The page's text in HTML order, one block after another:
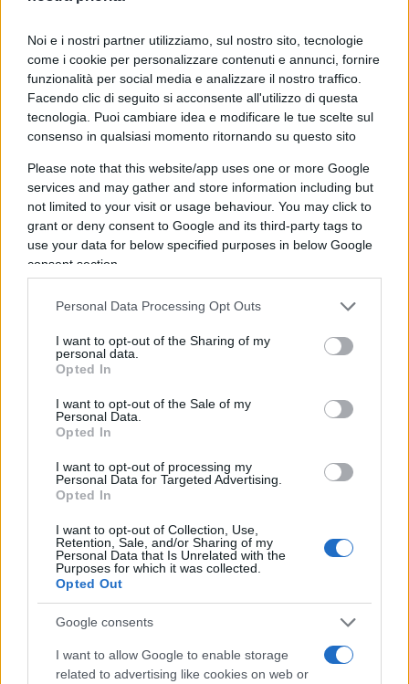
Noi e i nostri partner utilizziamo, sul nostro sito, tecnologie
come i cookie per personalizzare contenuti e annunci, fornire
funzionalità per social media e analizzare il nostro traffico.
Facendo clic di seguito si acconsente all'utilizzo di questa
tecnologia. Puoi cambiare idea e modificare le tue scelte sul
consenso in qualsiasi momento ritornando su questo sito
Please note that this website/app uses one or more Google
services and may gather and store information including but
not limited to your visit or usage behaviour. You may click to
grant or deny consent to Google and its third-party tags to
use your data for below specified purposes in below Google
consent section.
Personal Data Processing Opt Outs
I want to opt-out of the Sharing of my
personal data.
Opted In
I want to opt-out of the Sale of my
Personal Data.
Opted In
I want to opt-out of processing my
Personal Data for Targeted Advertising.
Opted In
I want to opt-out of Collection, Use,
Retention, Sale, and/or Sharing of my
Personal Data that Is Unrelated with the
Purposes for which it was collected.
Opted Out
Google consents
I want to allow Google to enable storage
related to advertising like cookies on web or
indicatore della fiducia dei consumatori, e segnali
di debolezza potrebbero rafforzare l’ipotesi di una
Fed più accomodante.
In Asia, l’economia cinese continua a destare
preoccupazioni. Oggi la People’s Bank of China
continua nel suo intento di sostegno all’economia,
sebbene i mercati desiderino maggiormente
politiche fiscali, più che monetarie. La Banca
Centrale Cinese ha optato per revisioni sui tassi di
interesse principali sui prestiti a un anno e a
cinque anni, che servono rispettivamente come
riferimento per prestiti aziendali e mutui,
sarebbero stati entrambi ridotti di 25 punti base al
3,1% e al 3,6%. Si tratta del più grande taglio dei
tassi da quando i due tassi sono stati creati nel
Anche il Giappone sarà al centro
dell’attenzione con le elezioni generali previste per
interna e i mercati asiatici.
leggi anche:
L’Italia supera gli esami di Ficth e S&P, ma non
insipida.